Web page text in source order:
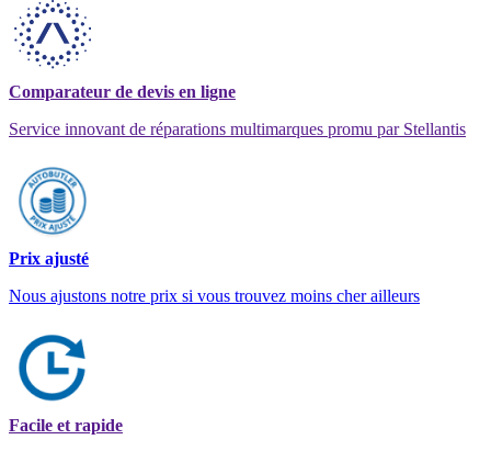
Comparateur de devis en ligne
Service innovant de réparations multimarques promu par Stellantis
Prix ajusté
Nous ajustons notre prix si vous trouvez moins cher ailleurs
Facile et rapide